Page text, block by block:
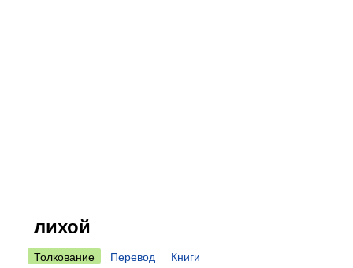
лихой
Толкование Перевод Книги